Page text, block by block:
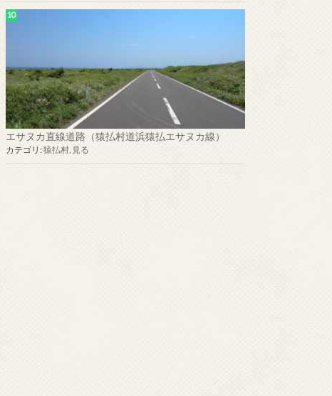
エサヌカ直線道路（猿払村道浜猿払エサヌカ線）
カテゴリ: 猿払村 見る